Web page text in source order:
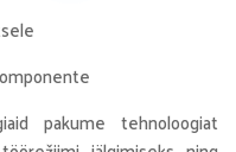
pakume tehnoloogiat